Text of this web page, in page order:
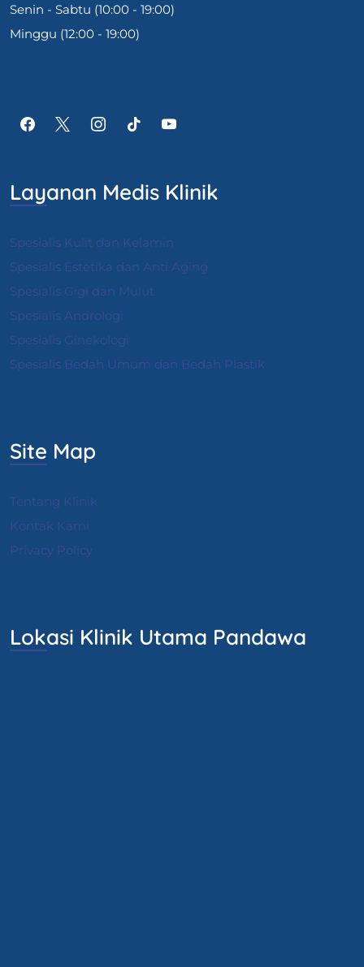
Senin - Sabtu (10:00 - 19:00)
Minggu (12:00 - 19:00)
Layanan Medis Klinik
Spesialis Kulit dan Kelamin
Spesialis Estetika dan Anti Aging
Spesialis Gigi dan Mulut
Spesialis Andrologi
Spesialis Ginekologi
Spesialis Bedah Umum dan Bedah Plastik
Site Map
Tentang Klinik
Kontak Kami
Privacy Policy
Lokasi Klinik Utama Pandawa